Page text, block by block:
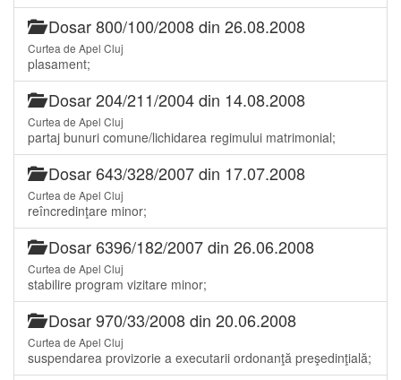
Dosar 800/100/2008 din 26.08.2008
Curtea de Apel Cluj
plasament;
Dosar 204/211/2004 din 14.08.2008
Curtea de Apel Cluj
partaj bunuri comune/lichidarea regimului matrimonial;
Dosar 643/328/2007 din 17.07.2008
Curtea de Apel Cluj
reîncredinţare minor;
Dosar 6396/182/2007 din 26.06.2008
Curtea de Apel Cluj
stabilire program vizitare minor;
Dosar 970/33/2008 din 20.06.2008
Curtea de Apel Cluj
suspendarea provizorie a executarii ordonanţă preşedinţială;